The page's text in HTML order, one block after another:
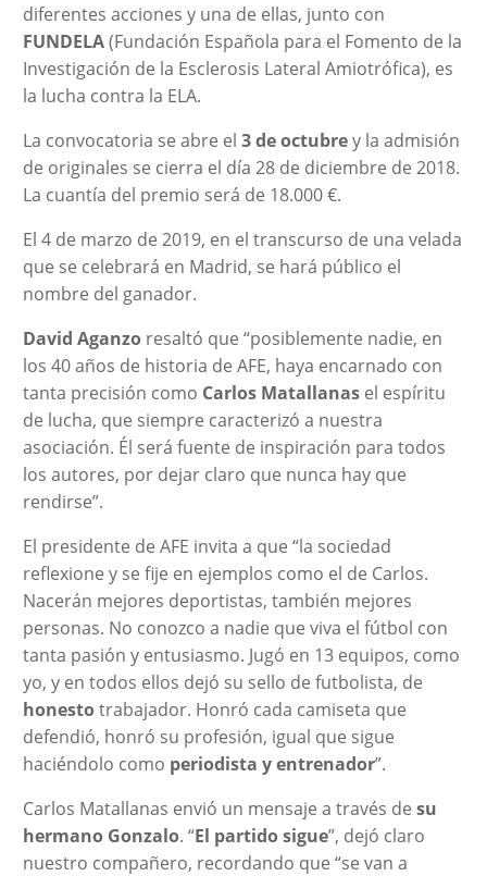
diferentes acciones y una de ellas, junto con
FUNDELA(Fundación Española para el Fomento de la
Investigación de la Esclerosis Lateral Amiotrófica), es
la lucha contra la ELA.
La convocatoria se abre el 3 de octubrey la admisión
de originales se cierra el día 28 de diciembre de 2018.
La cuantía del premio será de 18.000 €.
El 4 de marzo de 2019, en el transcurso de una velada
que se celebrará en Madrid, se hará público el
nombre del ganador.
David Aganzoresaltó que “posiblemente nadie, en
los 40 años de historia de AFE, haya encarnado con
tanta precisión como Carlos Matallanasel espíritu
de lucha, que siempre caracterizó a nuestra
asociación. Él será fuente de inspiración para todos
los autores, por dejar claro que nunca hay que
rendirse”.
El presidente de AFE invita a que “la sociedad
reflexione y se fije en ejemplos como el de Carlos.
Nacerán mejores deportistas, también mejores
personas. No conozco a nadie que viva el fútbol con
tanta pasión y entusiasmo. Jugó en 13 equipos, como
yo, y en todos ellos dejó su sello de futbolista, de
honestotrabajador. Honró cada camiseta que
defendió, honró su profesión, igual que sigue
haciéndolo como periodista y entrenador”.
Carlos Matallanas envió un mensaje a través de su
hermano Gonzalo. “El partido sigue”, dejó claro
nuestro compañero, recordando que “se van a